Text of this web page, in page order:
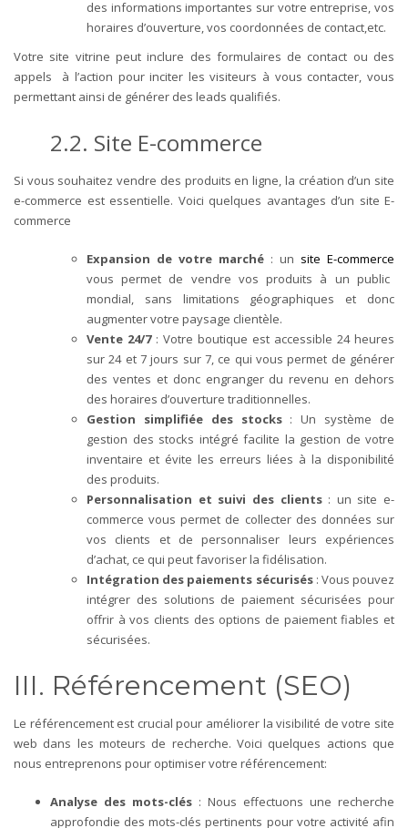
des informations importantes sur votre entreprise, vos
horaires d’ouverture, vos coordonnées de contact,etc.
Votre site vitrine peut inclure des formulaires de contact ou des
appels à l’action pour inciter les visiteurs à vous contacter, vous
permettant ainsi de générer des leads qualifiés.
2.2. Site E-commerce
Si vous souhaitez vendre des produits en ligne, la création d’un site
e-commerce est essentielle. Voici quelques avantages d’un site E-
commerce
Expansion de votre marché : un site E-commerce
vous permet de vendre vos produits à un public
mondial, sans limitations géographiques et donc
augmenter votre paysage clientèle.
Vente 24/7 : Votre boutique est accessible 24 heures
sur 24 et 7 jours sur 7, ce qui vous permet de générer
des ventes et donc engranger du revenu en dehors
des horaires d’ouverture traditionnelles.
Gestion simplifiée des stocks : Un système de
gestion des stocks intégré facilite la gestion de votre
inventaire et évite les erreurs liées à la disponibilité
des produits.
Personnalisation et suivi des clients : un site e-
commerce vous permet de collecter des données sur
vos clients et de personnaliser leurs expériences
d’achat, ce qui peut favoriser la fidélisation.
Intégration des paiements sécurisés : Vous pouvez
intégrer des solutions de paiement sécurisées pour
offrir à vos clients des options de paiement fiables et
sécurisées.
III. Référencement (SEO)
Le référencement est crucial pour améliorer la visibilité de votre site
web dans les moteurs de recherche. Voici quelques actions que
nous entreprenons pour optimiser votre référencement:
Analyse des mots-clés : Nous effectuons une recherche
approfondie des mots-clés pertinents pour votre activité afin